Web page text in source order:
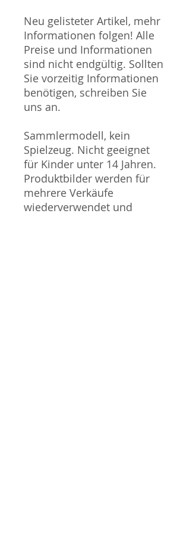
Neu gelisteter Artikel, mehr
Informationen folgen! Alle
Preise und Informationen
sind nicht endgültig. Sollten
Sie vorzeitig Informationen
benötigen, schreiben Sie
uns an.
Sammlermodell, kein
Spielzeug. Nicht geeignet
für Kinder unter 14 Jahren.
Produktbilder werden für
mehrere Verkäufe
wiederverwendet und